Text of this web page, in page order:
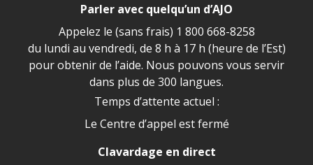
Parler avec quelqu’un d’AJO
Appelez le (sans frais) 1 800 668-8258
du lundi au vendredi, de 8 h à 17 h (heure de l’Est)
pour obtenir de l’aide. Nous pouvons vous servir
dans plus de 300 langues.
Temps d’attente actuel :
Le Centre d’appel est fermé
Clavardage en direct